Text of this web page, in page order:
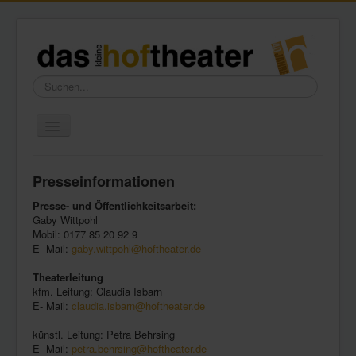
Suchen...
Freundeskreis
Galerie
Presse
Kontakt
Presseinformationen
Presse- und Öffentlichkeitsarbeit:
Gaby Wittpohl
Mobil: 0177 85 20 92 9
E- Mail: gaby.wittpohl@hoftheater.de
Theaterleitung
kfm. Leitung: Claudia Isbarn
E- Mail: claudia.isbarn@hoftheater.de
künstl. Leitung: Petra Behrsing
E- Mail: petra.behrsing@hoftheater.de